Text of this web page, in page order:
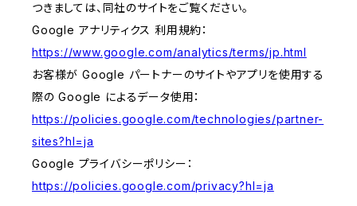
つきましては、同社のサイトをご覧ください。
Google アナリティクス 利用規約：
https://www.google.com/analytics/terms/jp.html
お客様が Google パートナーのサイトやアプリを使用する
際の Google によるデータ使用：
https://policies.google.com/technologies/partner-
sites?hl=ja
Google プライバシーポリシー：
https://policies.google.com/privacy?hl=ja